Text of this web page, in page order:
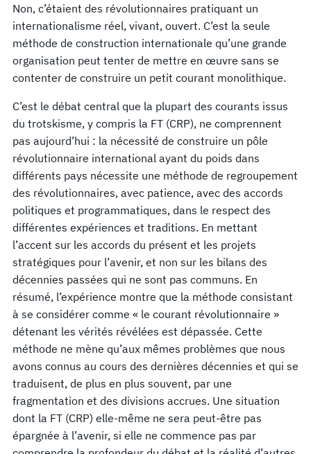
Non, c’étaient des révolutionnaires pratiquant un
internationalisme réel, vivant, ouvert. C’est la seule
méthode de construction internationale qu’une grande
organisation peut tenter de mettre en œuvre sans se
contenter de construire un petit courant monolithique.
C’est le débat central que la plupart des courants issus
du trotskisme, y compris la FT (CRP), ne comprennent
pas aujourd’hui : la nécessité de construire un pôle
révolutionnaire international ayant du poids dans
différents pays nécessite une méthode de regroupement
des révolutionnaires, avec patience, avec des accords
politiques et programmatiques, dans le respect des
différentes expériences et traditions. En mettant
l’accent sur les accords du présent et les projets
stratégiques pour l’avenir, et non sur les bilans des
décennies passées qui ne sont pas communs. En
résumé, l’expérience montre que la méthode consistant
à se considérer comme « le courant révolutionnaire »
détenant les vérités révélées est dépassée. Cette
méthode ne mène qu’aux mêmes problèmes que nous
avons connus au cours des dernières décennies et qui se
traduisent, de plus en plus souvent, par une
fragmentation et des divisions accrues. Une situation
dont la FT (CRP) elle-même ne sera peut-être pas
épargnée à l’avenir, si elle ne commence pas par